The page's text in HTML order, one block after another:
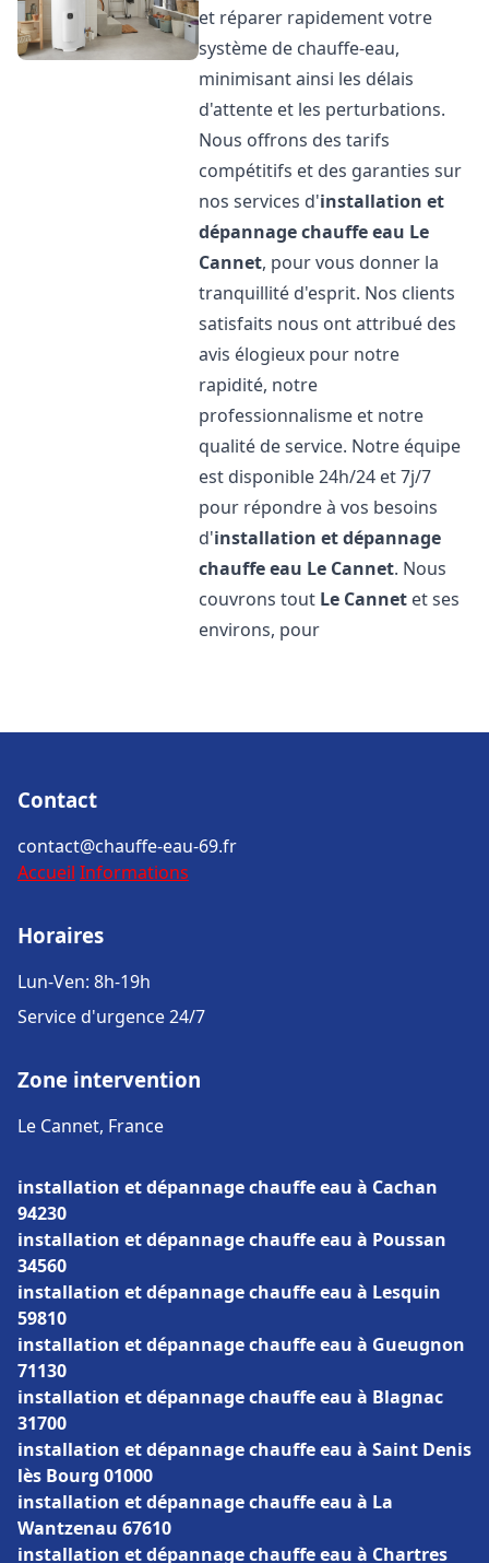
et réparer rapidement votre
système de chauffe-eau,
minimisant ainsi les délais
d'attente et les perturbations.
Nous offrons des tarifs
compétitifs et des garanties sur
nos services d'installation et
dépannage chauffe eau Le
Cannet, pour vous donner la
tranquillité d'esprit. Nos clients
satisfaits nous ont attribué des
avis élogieux pour notre
rapidité, notre
professionnalisme et notre
qualité de service. Notre équipe
est disponible 24h/24 et 7j/7
pour répondre à vos besoins
d'installation et dépannage
chauffe eau Le Cannet. Nous
couvrons tout Le Cannet et ses
environs, pour
Contact
contact@chauffe-eau-69.fr
Accueil Informations
Horaires
Lun-Ven: 8h-19h
Service d'urgence 24/7
Zone intervention
Le Cannet, France
installation et dépannage chauffe eau à Cachan
94230
installation et dépannage chauffe eau à Poussan
34560
installation et dépannage chauffe eau à Lesquin
59810
installation et dépannage chauffe eau à Gueugnon
71130
installation et dépannage chauffe eau à Blagnac
31700
installation et dépannage chauffe eau à Saint Denis
lès Bourg 01000
installation et dépannage chauffe eau à La
Wantzenau 67610
installation et dépannage chauffe eau à Chartres